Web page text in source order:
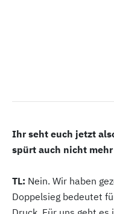
Ihr seht euch jetzt
spürt auch nicht
TL: Nein. Wir haben
Doppelsieg bedeutet